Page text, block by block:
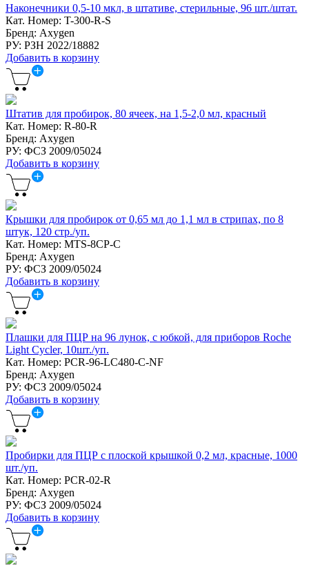
Наконечники 0,5-10 мкл, в штативе, стерильные, 96 шт./штат.
Кат. Номер: T-300-R-S
Бренд: Axygen
РУ: РЗН 2022/18882
Добавить в корзину
Штатив для пробирок, 80 ячеек, на 1,5-2,0 мл, красный
Кат. Номер: R-80-R
Бренд: Axygen
РУ: ФСЗ 2009/05024
Добавить в корзину
Крышки для пробирок от 0,65 мл до 1,1 мл в стрипах, по 8
штук, 120 стр./уп.
Кат. Номер: MTS-8CP-C
Бренд: Axygen
РУ: ФСЗ 2009/05024
Добавить в корзину
Плашки для ПЦР на 96 лунок, c юбкой, для приборов Roche
Light Cycler, 10шт./уп.
Кат. Номер: PCR-96-LC480-C-NF
Бренд: Axygen
РУ: ФСЗ 2009/05024
Добавить в корзину
Пробирки для ПЦР с плоской крышкой 0,2 мл, красные, 1000
шт./уп.
Кат. Номер: PCR-02-R
Бренд: Axygen
РУ: ФСЗ 2009/05024
Добавить в корзину